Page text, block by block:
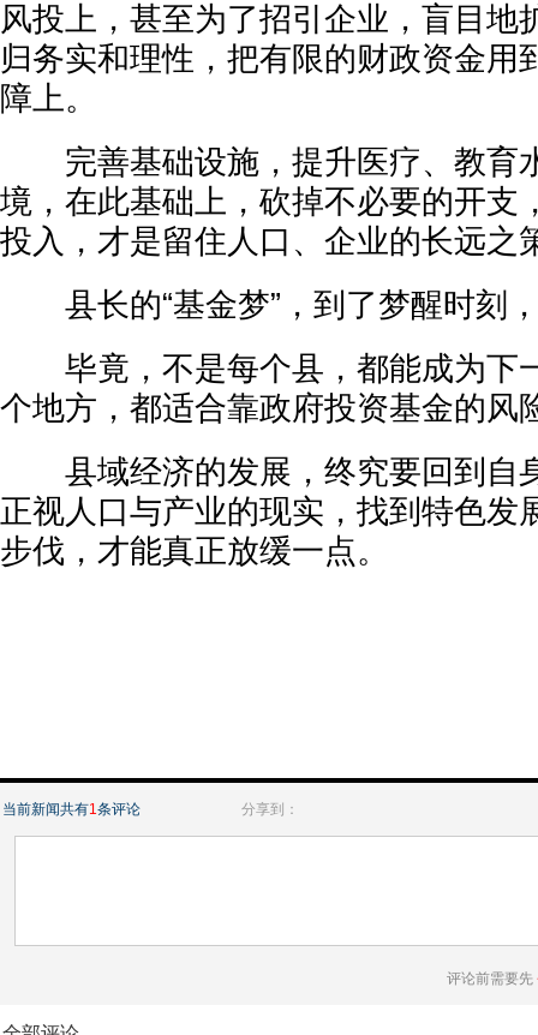
风投上，甚至为了招引企业，盲目地
归务实和理性，把有限的财政资金用
障上。
完善基础设施，提升医疗、教育
境，在此基础上，砍掉不必要的开支
投入，才是留住人口、企业的长远之
县长的“基金梦”，到了梦醒时刻
毕竟，不是每个县，都能成为下
个地方，都适合靠政府投资基金的风
县域经济的发展，终究要回到自
正视人口与产业的现实，找到特色发
步伐，才能真正放缓一点。
当前新闻共有1条评论 分享到：
评论前需要先